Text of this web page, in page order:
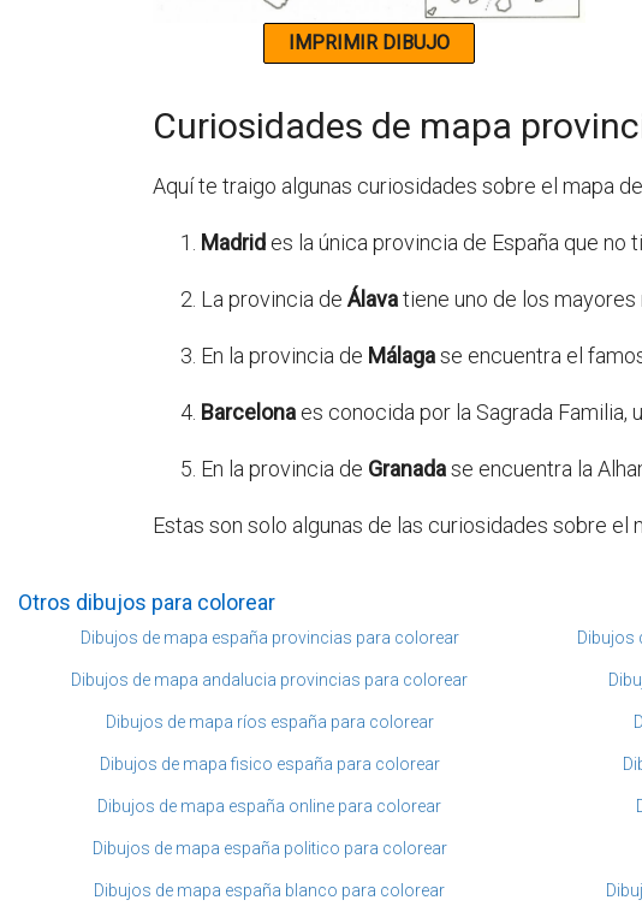
Curiosidades de mapa
Aquí te traigo algunas curiosidades sobre el mapa
Madrid es la única provincia de España que no
La provincia de Álavatiene uno de los
En la provincia de Málagase encuentra el
Barcelona es conocida por la Sagrada
En la provincia de Granadase encuentra la
Estas son solo algunas de las curiosidades sobre el
Otros dibujos para colorear
Dibujos de mapa españa provincias para colorear Dibujos
Dibujos de mapa andalucia provincias para colorear
Dibujos de mapa ríos españa para colorear
Dibujos de mapa fisico españa para colorear
Dibujos de mapa españa online para colorear
Dibujos de mapa españa politico para colorear
Dibujos de mapa españa blanco para colorear